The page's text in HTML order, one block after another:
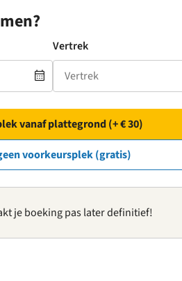
Vertrek
vanaf plattegrond (+ € 30)
voorkeursplek (gratis)
je boeking pas later definitief!